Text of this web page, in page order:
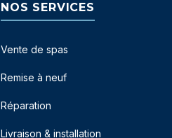
NOS SERVICES
Vente de spas
Remise à neuf
Réparation
Livraison & installation